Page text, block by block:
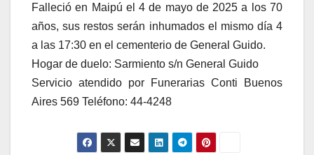
Falleció en Maipú el 4 de mayo de 2025 a los 70
años, sus restos serán inhumados el mismo día 4
a las 17:30 en el cementerio de General Guido.
Hogar de duelo: Sarmiento s/n General Guido
Servicio atendido por Funerarias Conti Buenos
Aires 569 Teléfono: 44-4248